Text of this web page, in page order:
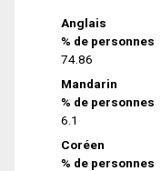
Anglais
% de personnes
74.86
Mandarin
% de personnes
6.1
Coréen
% de personnes